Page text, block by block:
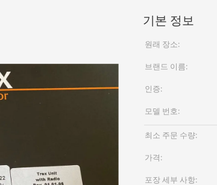
기본 정보
원래 장소:
브랜드 이름:
인증:
모델 번호:
최소 주문 수량:
가격:
포장 세부 사항: